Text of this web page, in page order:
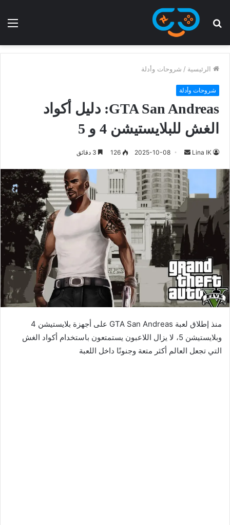
الرئيسية / شروحات وأدلة
شروحات وأدلة
GTA San Andreas: دليل أكواد
الغش للبلايستيشن 4 و 5
Lina IK
2025-10-08
126
منذ إطلاق لعبة GTA San Andreas على أجهزة بلايستيشن 4
وبلايستيشن 5، لا يزال اللاعبون يستمتعون باستخدام أكواد الغش
التي تجعل العالم أكثر متعة وجنونًا داخل اللعبة